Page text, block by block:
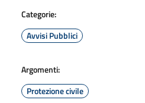
Categorie:
Avvisi Pubblici
Argomenti:
Protezione civile